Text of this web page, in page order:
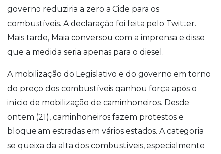
governo reduziria a zero a Cide para os
combustíveis. A declaração foi feita pelo Twitter.
Mais tarde, Maia conversou com a imprensa e disse
que a medida seria apenas para o diesel.
A mobilização do Legislativo e do governo em torno
do preço dos combustíveis ganhou força após o
início de mobilização de caminhoneiros. Desde
ontem (21), caminhoneiros fazem protestos e
bloqueiam estradas em vários estados. A categoria
se queixa da alta dos combustíveis, especialmente